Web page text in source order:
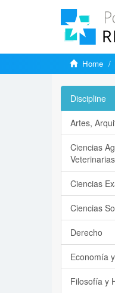
Home
Discipline
Artes,
Ciencias
Veterinarias
Ciencias
Ciencias
Derecho
Economía
Filosofía y